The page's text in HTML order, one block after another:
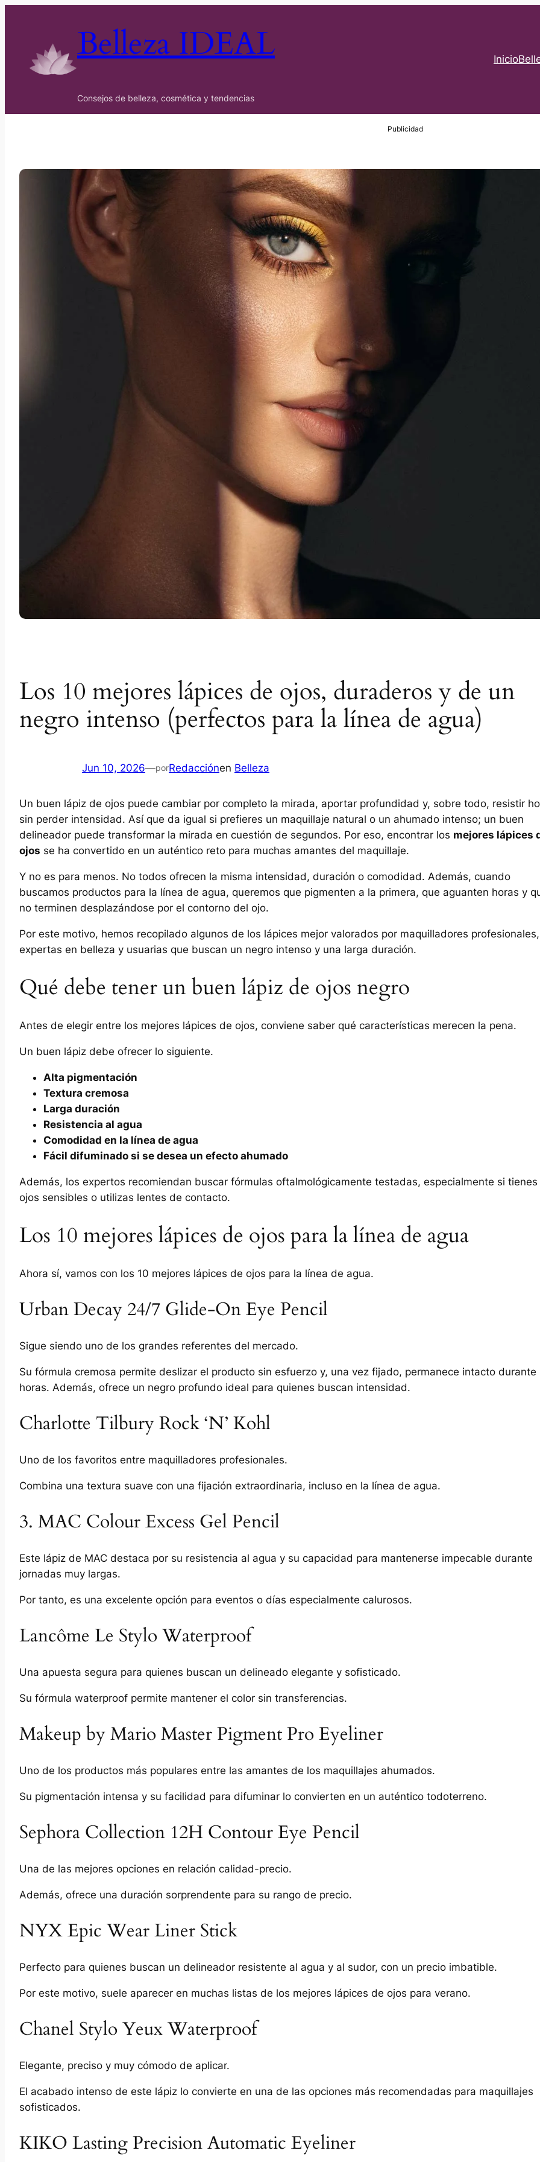
Belleza IDEAL
Consejos de belleza, cosmética y tendencias
Inicio
Los 10 mejores lápices de ojos, duraderos y de un
negro intenso (perfectos para la línea de agua)
Jun 10, 2026—porRedacciónen Belleza
Un buen lápiz de ojos puede cambiar por completo la mirada, aportar profundidad y, sobre todo, resistir
sin perder intensidad. Así que da igual si prefieres un maquillaje natural o un ahumado intenso; un buen
delineador puede transformar la mirada en cuestión de segundos. Por eso, encontrar los mejores lápices
ojos se ha convertido en un auténtico reto para muchas amantes del maquillaje.
Y no es para menos. No todos ofrecen la misma intensidad, duración o comodidad. Además, cuando
buscamos productos para la línea de agua, queremos que pigmenten a la primera, que aguanten horas y
no terminen desplazándose por el contorno del ojo.
Por este motivo, hemos recopilado algunos de los lápices mejor valorados por maquilladores profesionales,
expertas en belleza y usuarias que buscan un negro intenso y una larga duración.
Qué debe tener un buen lápiz de ojos negro
Antes de elegir entre los mejores lápices de ojos, conviene saber qué características merecen la pena.
Un buen lápiz debe ofrecer lo siguiente.
Alta pigmentación
Textura cremosa
Larga duración
Resistencia al agua
Comodidad en la línea de agua
Fácil difuminado si se desea un efecto ahumado
Además, los expertos recomiendan buscar fórmulas oftalmológicamente testadas, especialmente si tienes
ojos sensibles o utilizas lentes de contacto.
Los 10 mejores lápices de ojos para la línea de agua
Ahora sí, vamos con los 10 mejores lápices de ojos para la línea de agua.
Urban Decay 24/7 Glide-On Eye Pencil
Sigue siendo uno de los grandes referentes del mercado.
Su fórmula cremosa permite deslizar el producto sin esfuerzo y, una vez fijado, permanece intacto durante
horas. Además, ofrece un negro profundo ideal para quienes buscan intensidad.
Charlotte Tilbury Rock ‘N’ Kohl
Uno de los favoritos entre maquilladores profesionales.
Combina una textura suave con una fijación extraordinaria, incluso en la línea de agua.
3. MAC Colour Excess Gel Pencil
Este lápiz de MAC destaca por su resistencia al agua y su capacidad para mantenerse impecable durante
jornadas muy largas.
Por tanto, es una excelente opción para eventos o días especialmente calurosos.
Lancôme Le Stylo Waterproof
Una apuesta segura para quienes buscan un delineado elegante y sofisticado.
Su fórmula waterproof permite mantener el color sin transferencias.
Makeup by Mario Master Pigment Pro Eyeliner
Uno de los productos más populares entre las amantes de los maquillajes ahumados.
Su pigmentación intensa y su facilidad para difuminar lo convierten en un auténtico todoterreno.
Sephora Collection 12H Contour Eye Pencil
Una de las mejores opciones en relación calidad-precio.
Además, ofrece una duración sorprendente para su rango de precio.
NYX Epic Wear Liner Stick
Perfecto para quienes buscan un delineador resistente al agua y al sudor, con un precio imbatible.
Por este motivo, suele aparecer en muchas listas de los mejores lápices de ojos para verano.
Chanel Stylo Yeux Waterproof
Elegante, preciso y muy cómodo de aplicar.
El acabado intenso de este lápiz lo convierte en una de las opciones más recomendadas para maquillajes
sofisticados.
KIKO Lasting Precision Automatic Eyeliner